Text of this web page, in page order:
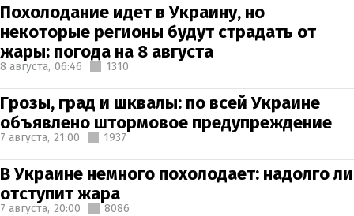
Похолодание идет в Украину, но
некоторые регионы будут страдать от
жары: погода на 8 августа
8 августа, 06:46 1310
Грозы, град и шквалы: по всей Украине
объявлено штормовое предупреждение
7 августа, 21:00 1937
В Украине немного похолодает: надолго ли
отступит жара
7 августа, 20:00 8086